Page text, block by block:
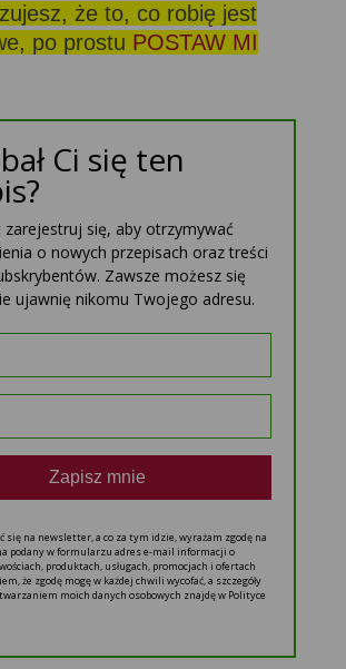
że to, co robię jest
po prostu POSTAW MI
Ci się ten
zarejestruj się, aby otrzymywać
o nowych przepisach oraz treści
Zawsze możesz się
ujawnię nikomu Twojego adresu.
Zapisz mnie
się na newsletter, a co za tym idzie, wyrażam zgodę na
podany w formularzu adres e-mail informacji o
produktach, usługach, promocjach i ofertach
że zgodę mogę w każdej chwili wycofać, a szczegóły
moich danych osobowych znajdę w Polityce